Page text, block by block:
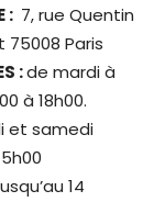
: 7, rue Quentin
75008 Paris
:de mardi à
à 18h00.
et samedi
14